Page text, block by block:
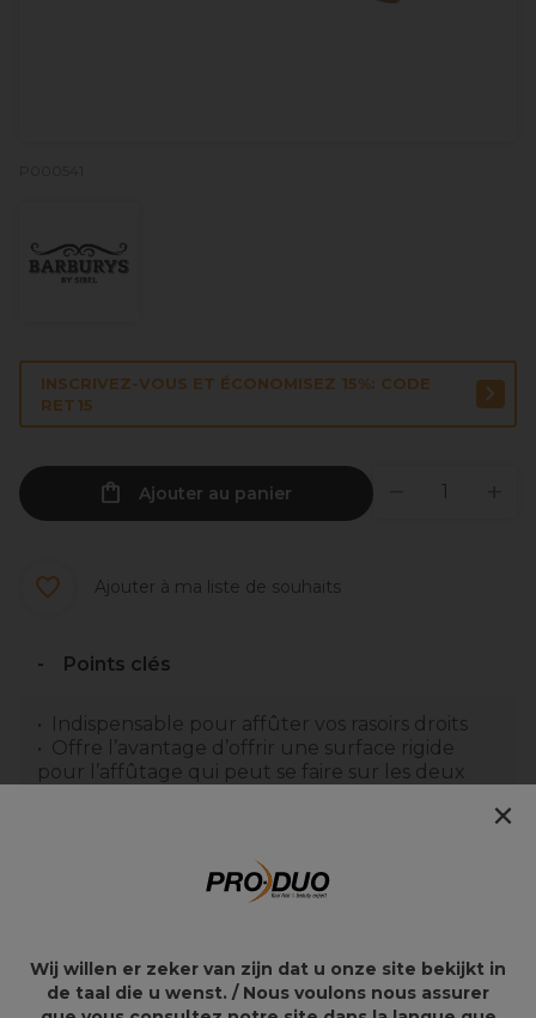
INSCRIVEZ-VOUS ET ÉCONOMISEZ 15%: CODE
RET15
Ajouter au panier
Ajouter à ma liste de souhaits
Points clés
Indispensable pour affûter vos rasoirs droits
Offre l’avantage d’offrir une surface rigide
pour l’affûtage qui peut se faire sur les deux
l’aloe vera qui se dépose automatiquement sur
les lames de votre rasoir lors de l’affûtage
Description
Wij willen er zeker van zijn dat u onze site bekijkt in
de taal die u wenst. / Nous voulons nous assurer
×